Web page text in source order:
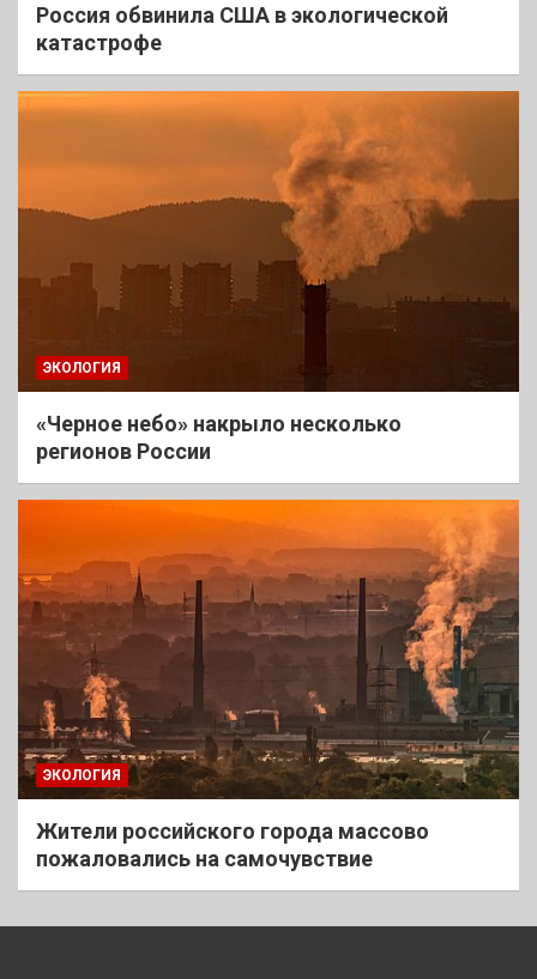
Россия обвинила США в экологической
катастрофе
ЭКОЛОГИЯ
«Черное небо» накрыло несколько
регионов России
ЭКОЛОГИЯ
Жители российского города массово
пожаловались на самочувствие